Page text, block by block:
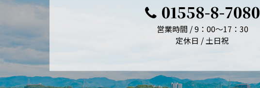
01558-8-7080
営業時間 / 9：00～17：30
定休日 / 土日祝